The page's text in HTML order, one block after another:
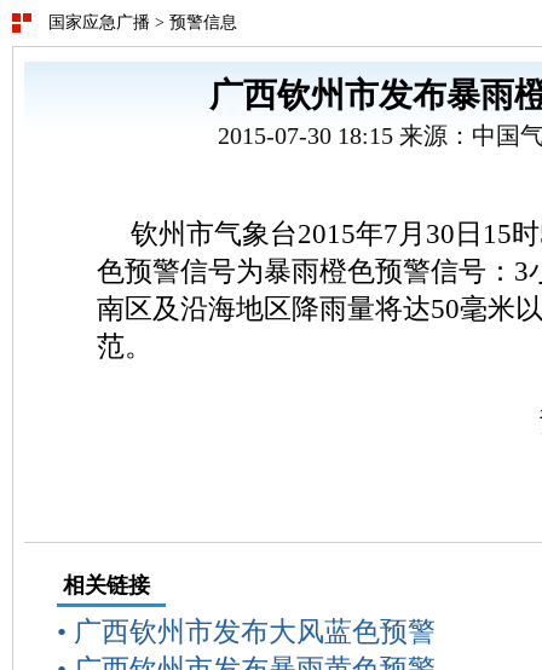
国家应急广播 > 预警信息
广西钦州市发布暴雨
2015-07-30 18:15 来源：中国
钦州市气象台2015年7月30日15
色预警信号为暴雨橙色预警信号：3
南区及沿海地区降雨量将达50毫米
范。
相关链接
• 广西钦州市发布大风蓝色预警